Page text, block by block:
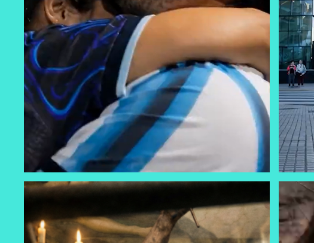
BBVA - MUNDIAL